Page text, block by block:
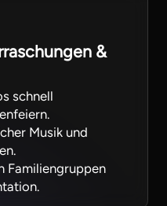
&
schnell
Musik und
Familiengruppen